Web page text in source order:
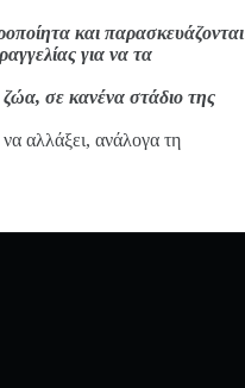
και παρασκευάζονται
για να τα
ζώα, σε κανένα στάδιο της
αλλάξει, ανάλογα τη